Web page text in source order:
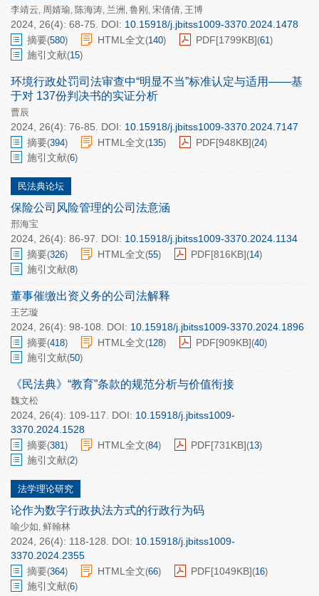
李靖云, 周婧瑜, 陈海涛, 兰洲 , 鲁刚 , 宋倩倩, 王博
2024, 26(4): 68-75. DOI: 10.15918/j.jbitss1009-3370.2024.1478
摘要(580) HTML全文(140) PDF[1799KB](61)
施引文献(15)
环境行政处罚司法审查中“明显不当”标准认定与适用——基
于对 137份判决书的实证分析
曹辰
2024, 26(4): 76-85. DOI: 10.15918/j.jbitss1009-3370.2024.7147
摘要(394) HTML全文(135) PDF[948KB](24)
施引文献(6)
民法典论坛
保险公司风险管理的公司法意涵
邢海宝
2024, 26(4): 86-97. DOI: 10.15918/j.jbitss1009-3370.2024.1134
摘要(326) HTML全文(55) PDF[816KB](14)
施引文献(8)
董事催缴出资义务的公司法解释
王艺璇
2024, 26(4): 98-108. DOI: 10.15918/j.jbitss1009-3370.2024.1896
摘要(418) HTML全文(128) PDF[909KB](40)
施引文献(50)
《民法典》“教育”条款的规范分析与价值衔接
魏文松
2024, 26(4): 109-117. DOI: 10.15918/j.jbitss1009-
3370.2024.1528
摘要(381) HTML全文(84) PDF[731KB](13)
施引文献(2)
法学理论研究
论作为数字行政执法方式的行政行为码
喻少如, 鲜翰林
2024, 26(4): 118-128. DOI: 10.15918/j.jbitss1009-
3370.2024.2355
摘要(364) HTML全文(66) PDF[1049KB](16)
施引文献(6)